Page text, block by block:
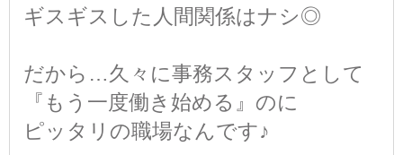
ギスギスした人間関係はナシ◎
だから…久々に事務スタッフとして
『もう一度働き始める』のに
ピッタリの職場なんです♪